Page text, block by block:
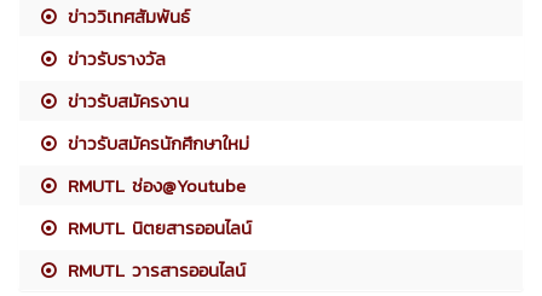
ข่าววิเทศสัมพันธ์
ข่าวรับรางวัล
ข่าวรับสมัครงาน
ข่าวรับสมัครนักศึกษาใหม่
RMUTL ช่อง@Youtube
RMUTL นิตยสารออนไลน์
RMUTL วารสารออนไลน์